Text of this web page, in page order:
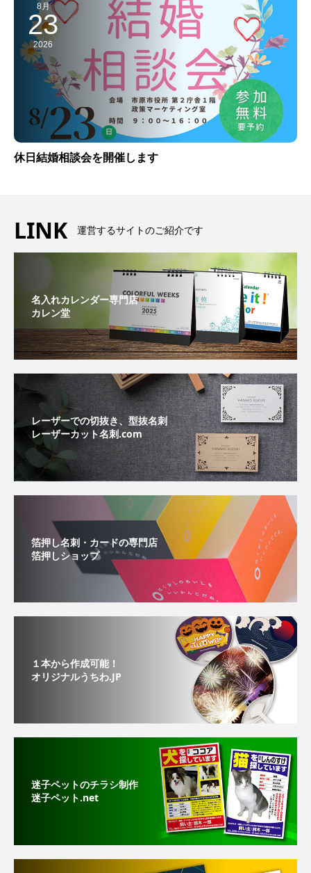
8月
23
2026
休日結婚相談会を開催します
LINK 運営するサイトのご紹介です
名入れカレンダー専門店
カレン堂
レーザーでの切抜き、型抜名刺
レーザーカット名刺.com
箔押し名刺・カードの専門店
箔押しショップ
１本から作成可能！
オリジナルうちわ.JP
迷子ペットのチラシ制作
迷子ペット.net